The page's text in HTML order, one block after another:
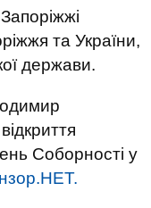
та України,
держави.
Соборності у